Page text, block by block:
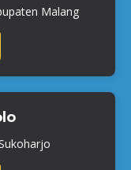
Malang